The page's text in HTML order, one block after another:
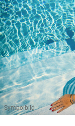
Symbolbild